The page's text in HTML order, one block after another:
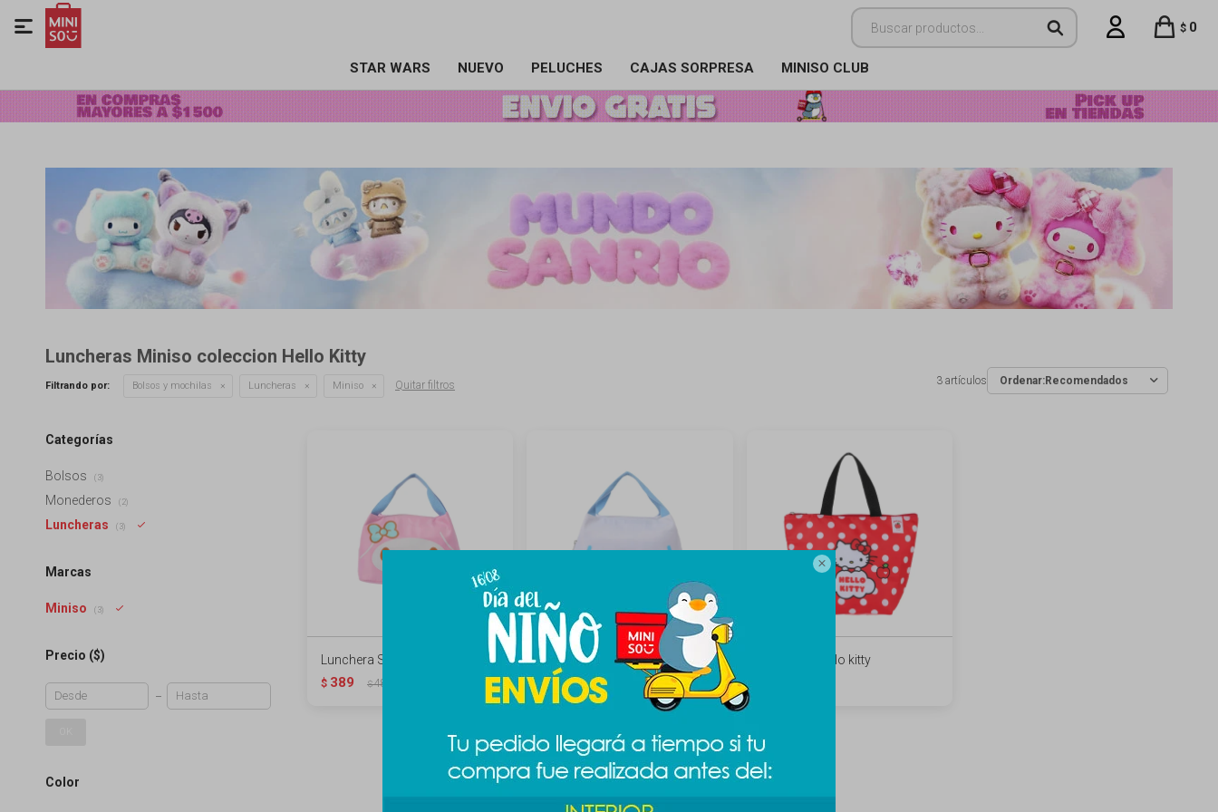

STAR WARS NUEVO PELUCHES CAJAS SORPRESA MINISO CLUB
$ 0

Luncheras Miniso coleccion Hello Kitty
3 artículos Recomendados
Filtrando por: Bolsos y mochilas Luncheras Miniso Quitar filtros
Lunchera Sanrio - Melody
$ 389 $489
Lunchera Sanrio - Cinnamoroll
$ 389 $489
Lunchera Hello kitty
Categorías
Bolsos (3)
Monederos (2)
Luncheras (3)
Marcas
Miniso (3)
Precio ($)
Color